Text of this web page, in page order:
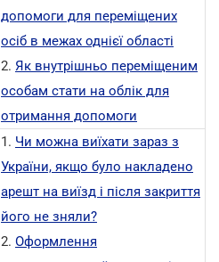
допомоги для переміщених
осіб в межах однієї області
2. Як внутрішньо переміщеним
особам стати на облік для
отримання допомоги
1. Чи можна виїхати зараз з
України, якщо було накладено
арешт на виїзд і після закриття
його не зняли?
2. Оформлення